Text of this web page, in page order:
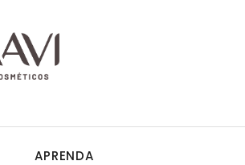
APRENDA